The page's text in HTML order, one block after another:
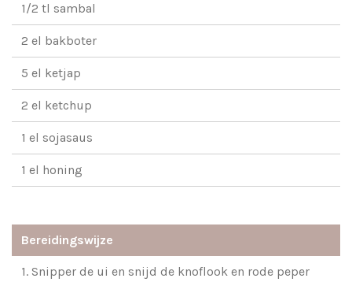
1/2 tl sambal
2 el bakboter
5 el ketjap
2 el ketchup
1 el sojasaus
1 el honing
Bereidingswijze
1. Snipper de ui en snijd de knoflook en rode peper